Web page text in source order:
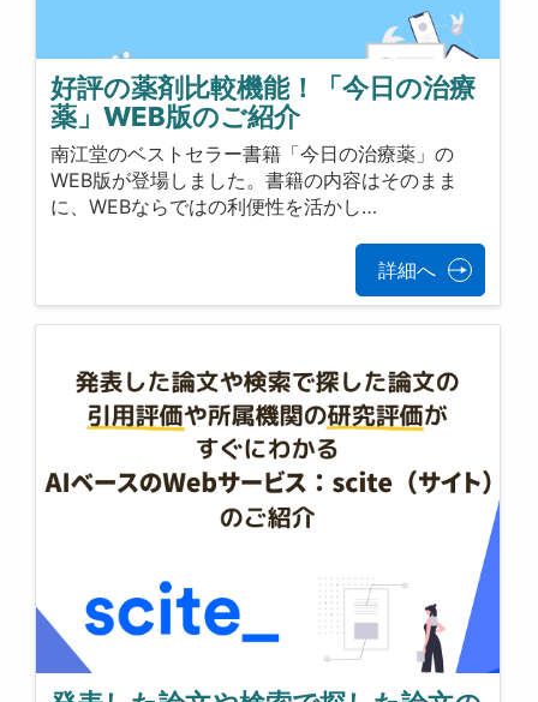
好評の薬剤比較機能！「今日の治療
薬」WEB版のご紹介
南江堂のベストセラー書籍「今日の治療薬」の
WEB版が登場しました。書籍の内容はそのまま
に、WEBならではの利便性を活かし…
詳細へ